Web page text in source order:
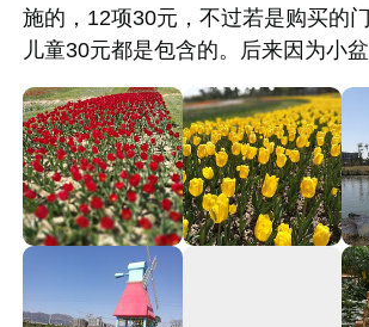
施的，12项30元，不过若是购买的
儿童30元都是包含的。后来因为小
就买了套票，又因为小盆友太小，
玩，就在项目区多玩几次，工作人
园区里面真的很大，还有拓展区域
挺多。同时，园区还有土灶可租，
当郊游其实不错。只是成人60的票
玩游乐设施的大人总不多。园区的
有特色，被大量植物覆盖，只是我
点，居然已休息，要吃得等4:30晚